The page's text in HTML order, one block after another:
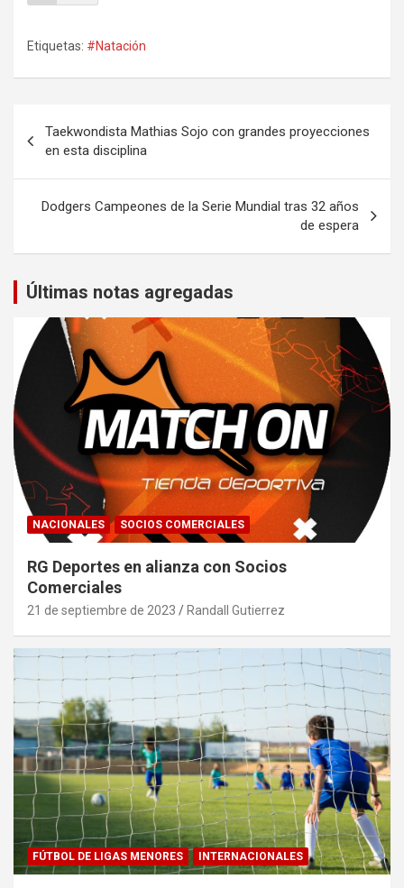
Etiquetas: #Natación
de
entradas
Taekwondista Mathias Sojo con grandes proyecciones
en esta disciplina
Dodgers Campeones de la Serie Mundial tras 32 años
de espera
Últimas notas agregadas
NACIONALES SOCIOS COMERCIALES
RG Deportes en alianza con Socios
Comerciales
21 de septiembre de 2023 Randall Gutierrez
FÚTBOL DE LIGAS MENORES INTERNACIONALES